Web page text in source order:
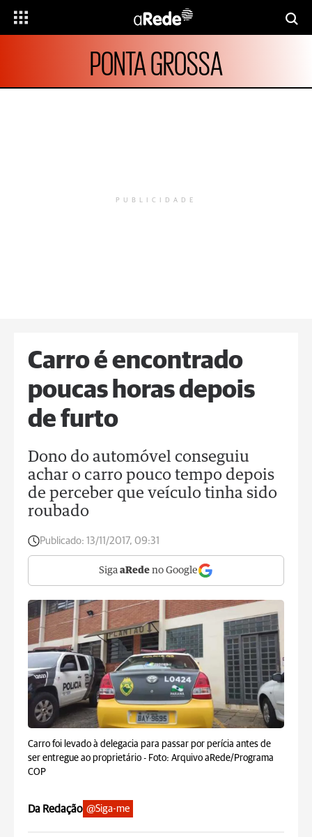
PONTA GROSSA
PUBLICIDADE
Carro é encontrado
poucas horas depois
de furto
Dono do automóvel conseguiu
achar o carro pouco tempo depois
de perceber que veículo tinha sido
roubado
Publicado: 13/11/2017, 09:31
Siga aRede no Google
Carro foi levado à delegacia para passar por perícia antes de
ser entregue ao proprietário - Foto: Arquivo aRede/Programa
COP
Da Redação @Siga-me